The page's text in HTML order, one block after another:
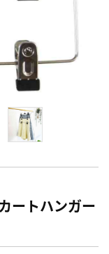
ートハンガー